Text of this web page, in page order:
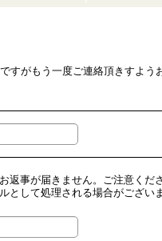
がもう一度ご連絡頂きすよう
返事が届きません。ご注意くださ
として処理される場合がござい